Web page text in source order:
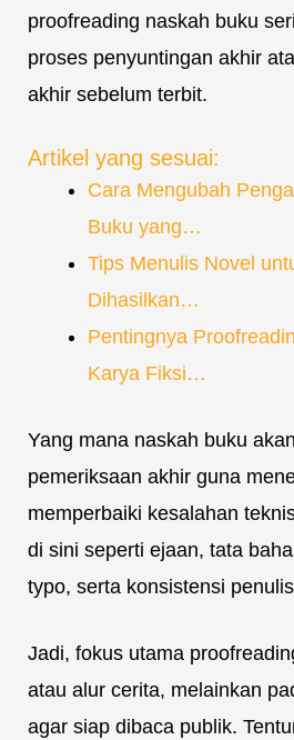
proofreading naskah buku
proses penyuntingan akhir
akhir sebelum terbit.
Artikel yang sesuai:
Cara Mengubah
Buku yang…
Tips Menulis Novel
Dihasilkan…
Pentingnya
Karya Fiksi…
Yang mana naskah buku
pemeriksaan akhir guna
memperbaiki kesalahan
di sini seperti ejaan, tata
typo, serta konsistensi
Jadi, fokus utama
atau alur cerita, melainkan
agar siap dibaca publik.